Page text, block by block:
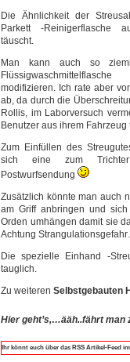
Die Ähnlichkeit der
Parkett -Reinigerflasche
täuscht.
Man kann auch so
modifizieren. Ich rate aber
ab, da durch die
Rollis, im Laborversuch
Benutzer aus ihrem Fahrzeug
Zum Einfüllen des
sich eine zum Trichter
Postwurfsendung
Zusätzlich könnte man auch
am Griff anbringen und
Orden umhängen damit sie
Achtung
Die spezielle Einhand -
tauglich.
Zu weiteren Selbstgebauten
Hier geht’s,…ääh..fährt man
Ihr könnt euch über das RSS Artikel-Feed